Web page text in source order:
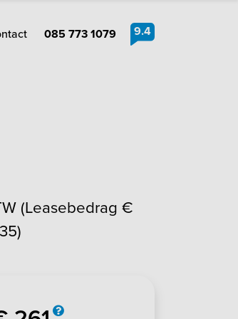
9.4
085 773 1079
(Leasebedrag €